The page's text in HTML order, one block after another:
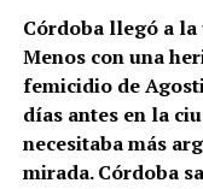
de manera violenta
LGBT en general y,
trans”, describe
violencia y
discursos terminan
la violencia hacia
Córdoba llegó a
Menos con una
femicidio de
días antes en la
necesitaba más
mirada. Córdoba